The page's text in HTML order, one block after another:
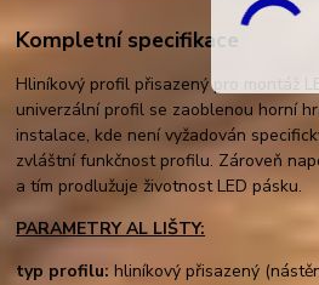
Kompletní specifikace
Hliníkový profil přisazený pro montáž
univerzální profil se zaoblenou horní
instalace, kde není vyžadován
zvláštní funkčnost profilu. Zároveň
a tím prodlužuje životnost LED pásku.
PARAMETRY AL LIŠTY:
typ profilu:hliníkový přisazený